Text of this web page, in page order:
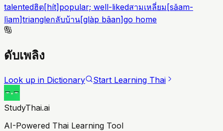
talentedฮิต[hít] popular; well-likedสามเหลี่ยม [sǎam-
lìam]triangleกลับบ้าน[glàp bâan]go home
ดับเพลิง
Look up in Dictionary Start Learning Thai
StudyThai.ai
AI-Powered Thai Learning Tool